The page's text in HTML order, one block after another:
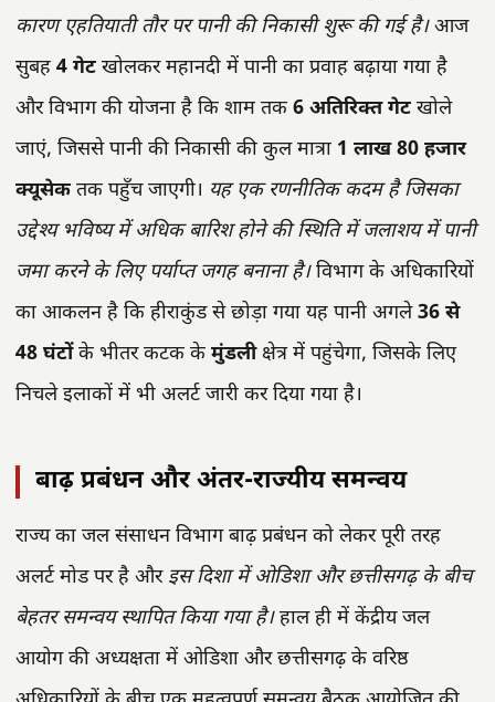
कारण एहतियाती तौर पर पानी की निकासी शुरू की गई है।आज
सुबह 4 गेट खोलकर महानदी में पानी का प्रवाह बढ़ाया गया है
और विभाग की योजना है कि शाम तक 6 अतिरिक्त गेट खोले
जाएं, जिससे पानी की निकासी की कुल मात्रा 1 लाख 80 हजार
क्यूसेक तक पहुँच जाएगी। यह एक रणनीतिक कदम है जिसका
उद्देश्य भविष्य में अधिक बारिश होने की स्थिति में जलाशय में पानी
जमा करने के लिए पर्याप्त जगह बनाना है।विभाग के अधिकारियों
का आकलन है कि हीराकुंड से छोड़ा गया यह पानी अगले36 से
48 घंटोंके भीतर कटक के मुंडलीक्षेत्र में पहुंचेगा, जिसके लिए
निचले इलाकों में भी अलर्ट जारी कर दिया गया है।
बाढ़ प्रबंधन और अंतर-राज्यीय समन्वय
राज्य का जल संसाधन विभाग बाढ़ प्रबंधन को लेकर पूरी तरह
अलर्ट मोड पर है और इस दिशा में ओडिशा और छत्तीसगढ़ के बीच
बेहतर समन्वय स्थापित किया गया है।हाल ही में केंद्रीय जल
आयोग की अध्यक्षता में ओडिशा और छत्तीसगढ़ के वरिष्ठ